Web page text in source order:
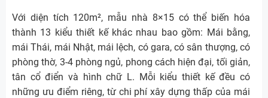
Với diện tích 120m², mẫu nhà 8×15 có thể biến hóa
thành 13 kiểu thiết kế khác nhau bao gồm: Mái bằng,
mái Thái, mái Nhật, mái lệch, có gara, có sân thượng, có
phòng thờ, 3-4 phòng ngủ, phong cách hiện đại, tối giản,
tân cổ điển và hình chữ L. Mỗi kiểu thiết kế đều có
những ưu điểm riêng, từ chi phí xây dựng thấp của mái